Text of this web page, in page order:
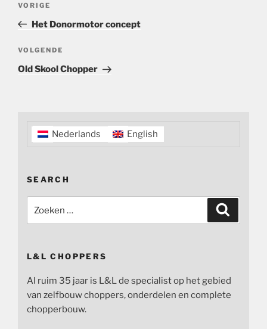
Vorig
bericht
VORIGE
Het Donormotor concept
Volgend
bericht
VOLGENDE
Old Skool Chopper
Nederlands English
SEARCH
naar:
L&L CHOPPERS
Al ruim 35 jaar is L&L de specialist op het gebied
van zelfbouw choppers, onderdelen en complete
chopperbouw.